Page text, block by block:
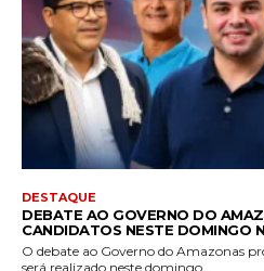
DESTAQUE
DEBATE AO GOVERNO DO
CANDIDATOS NESTE DOMINGO
O debate ao Governo do Amazonas
será realizado neste domingo...